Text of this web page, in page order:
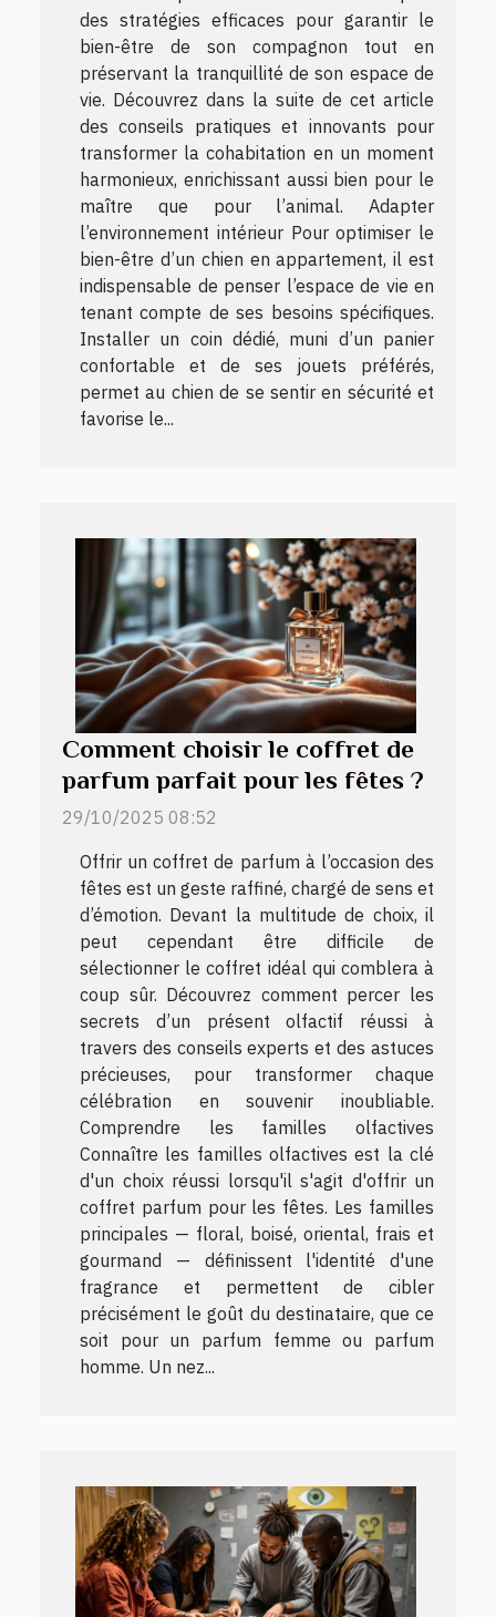
des stratégies efficaces pour garantir le
bien-être de son compagnon tout en
préservant la tranquillité de son espace de
vie. Découvrez dans la suite de cet article
des conseils pratiques et innovants pour
transformer la cohabitation en un moment
harmonieux, enrichissant aussi bien pour le
maître que pour l’animal. Adapter
l’environnement intérieur Pour optimiser le
bien-être d’un chien en appartement, il est
indispensable de penser l’espace de vie en
tenant compte de ses besoins spécifiques.
Installer un coin dédié, muni d’un panier
confortable et de ses jouets préférés,
permet au chien de se sentir en sécurité et
favorise le...
Comment choisir le coffret de
parfum parfait pour les fêtes ?
29/10/2025 08:52
Offrir un coffret de parfum à l’occasion des
fêtes est un geste raffiné, chargé de sens et
d’émotion. Devant la multitude de choix, il
peut cependant être difficile de
sélectionner le coffret idéal qui comblera à
coup sûr. Découvrez comment percer les
secrets d’un présent olfactif réussi à
travers des conseils experts et des astuces
précieuses, pour transformer chaque
célébration en souvenir inoubliable.
Comprendre les familles olfactives
Connaître les familles olfactives est la clé
d'un choix réussi lorsqu'il s'agit d'offrir un
coffret parfum pour les fêtes. Les familles
principales — floral, boisé, oriental, frais et
gourmand — définissent l'identité d'une
fragrance et permettent de cibler
précisément le goût du destinataire, que ce
soit pour un parfum femme ou parfum
homme. Un nez...